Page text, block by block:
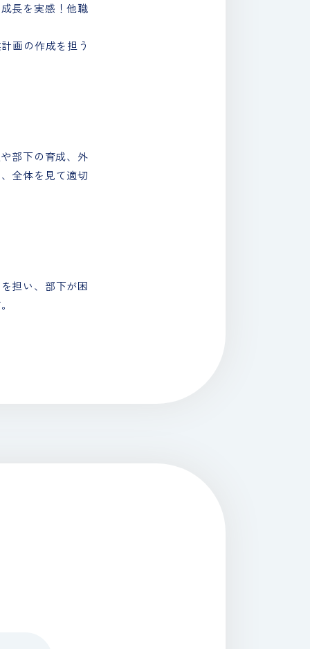
長を実感！他職
画の作成を担う
部下の育成、外
全体を見て適切
担い、部下が困